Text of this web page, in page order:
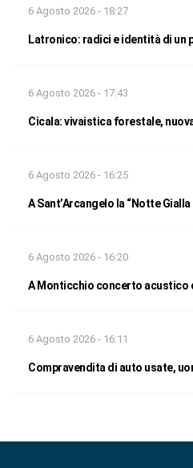
6 Agosto 2026 - 18:27
Latronico: radici e identità di un
6 Agosto 2026 - 17:43
Cicala: vivaistica forestale,
6 Agosto 2026 - 16:25
A Sant’Arcangelo la “Notte
6 Agosto 2026 - 16:20
A Monticchio concerto acustico
6 Agosto 2026 - 16:11
Compravendita di auto usate,